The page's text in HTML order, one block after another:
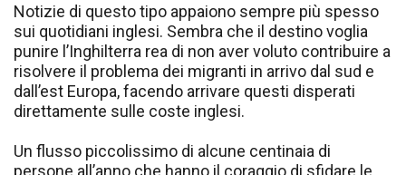
Notizie di questo tipo appaiono sempre più spesso
sui quotidiani inglesi. Sembra che il destino voglia
punire l’Inghilterra rea di non aver voluto contribuire a
risolvere il problema dei migranti in arrivo dal sud e
dall’est Europa, facendo arrivare questi disperati
direttamente sulle coste inglesi.
Un flusso piccolissimo di alcune centinaia di
persone all’anno che hanno il coraggio di sfidare le